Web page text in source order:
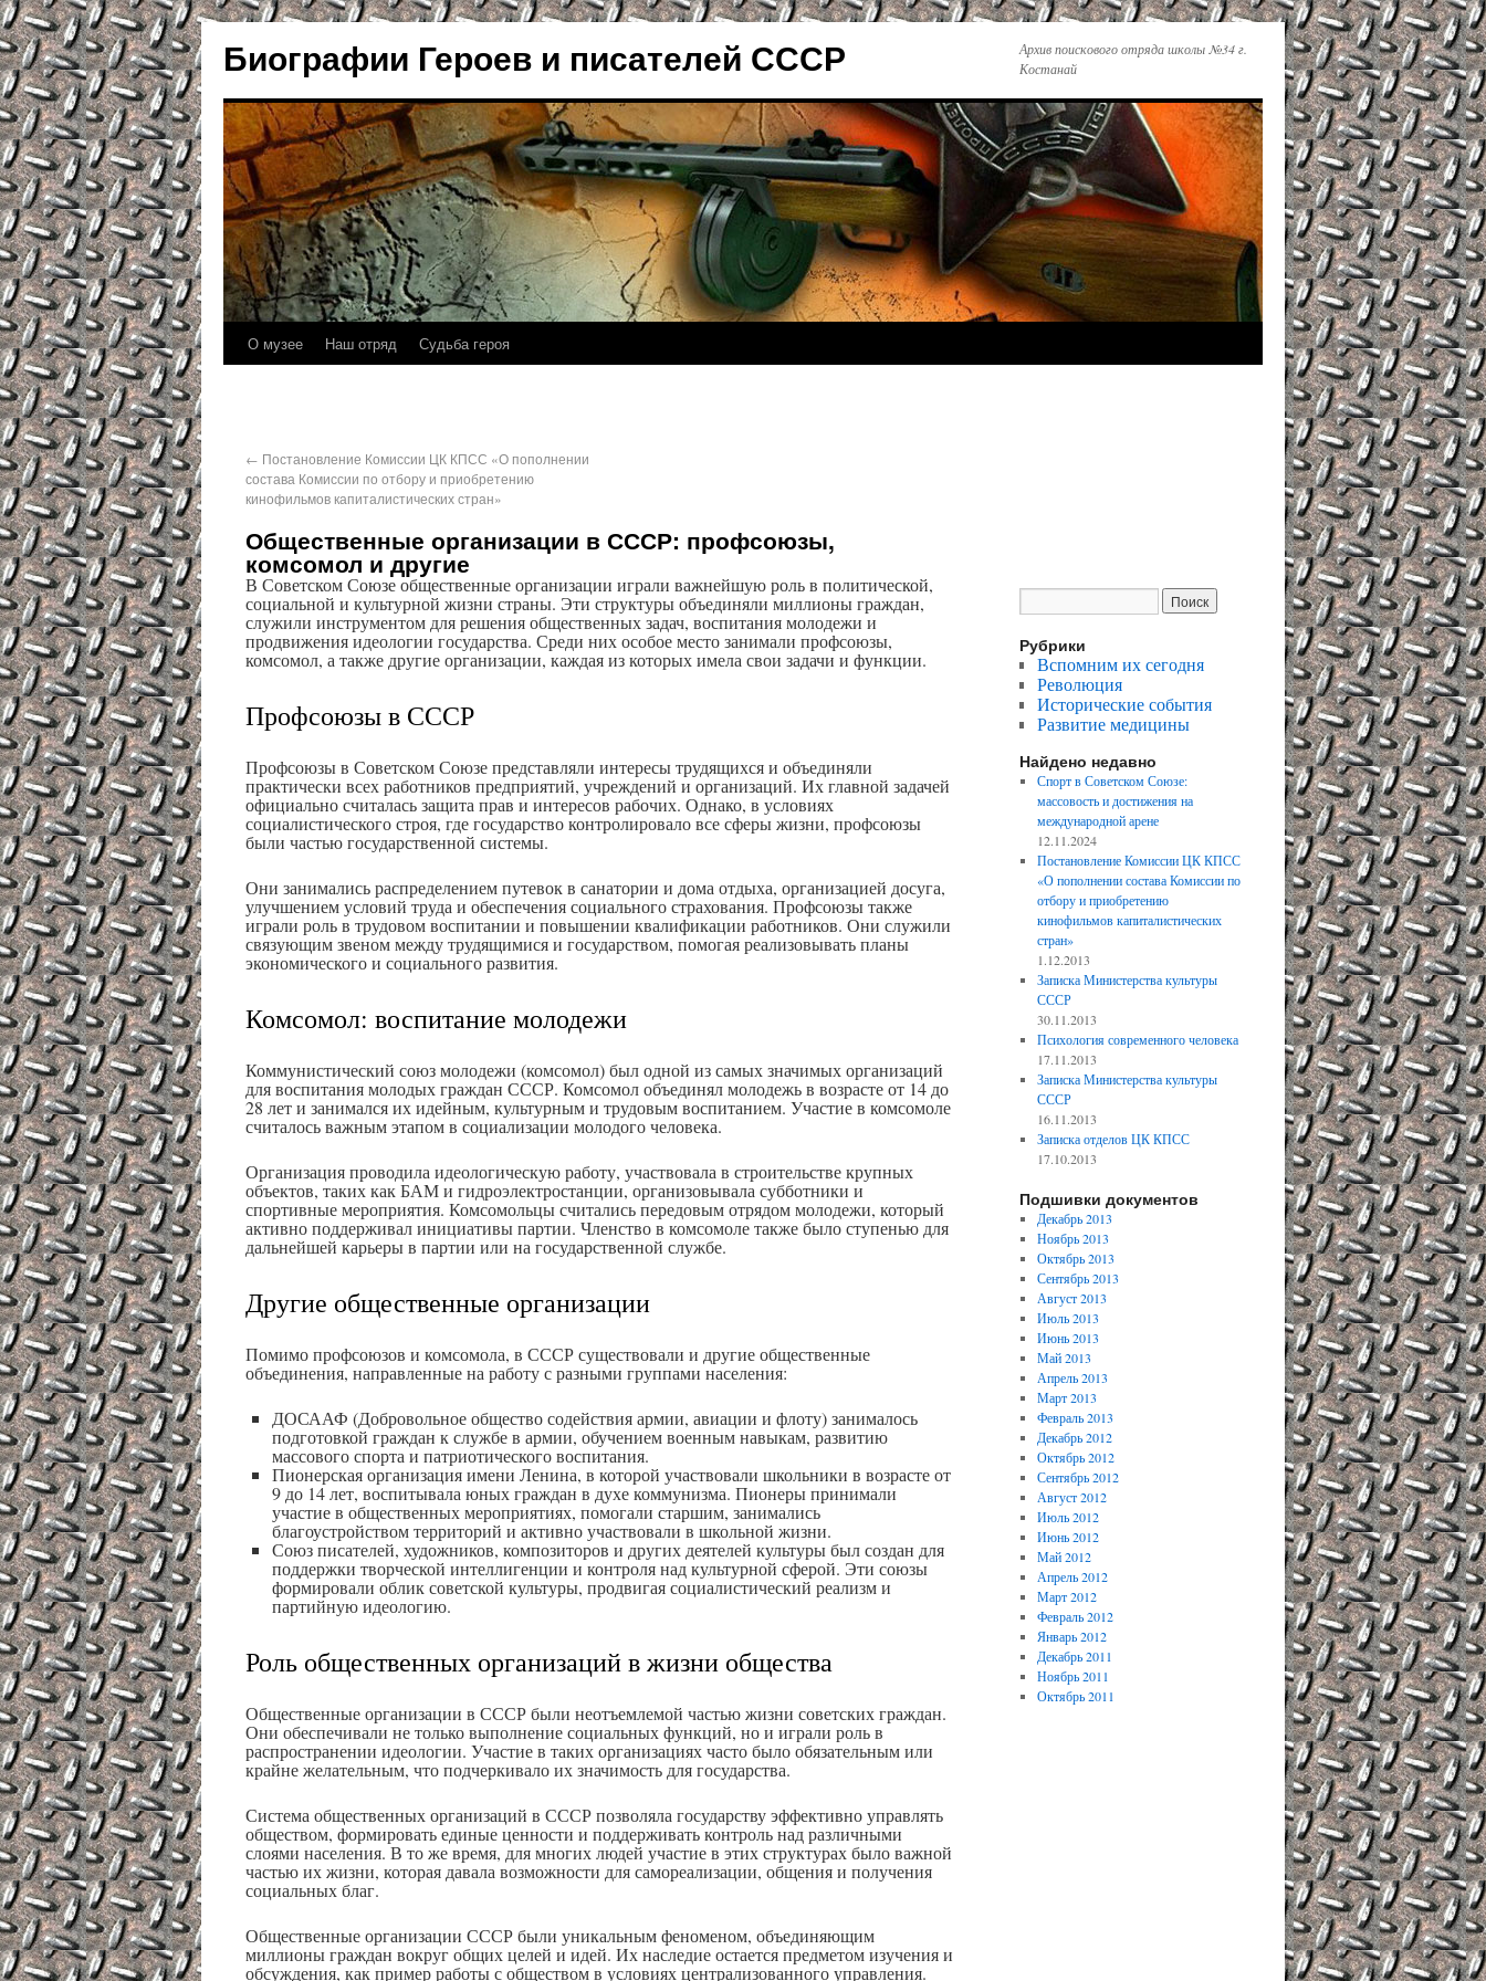
Биографии Героев и писателей СССР
Архив поискового отряда школы №34 г.
Костанай
О музее Наш отряд Судьба героя
← Постановление Комиссии ЦК КПСС «О пополнении
состава Комиссии по отбору и приобретению
кинофильмов капиталистических стран»
Общественные организации в СССР: профсоюзы,
комсомол и другие
В Советском Союзе общественные организации играли важнейшую роль в политической,
социальной и культурной жизни страны. Эти структуры объединяли миллионы граждан,
служили инструментом для решения общественных задач, воспитания молодежи и
продвижения идеологии государства. Среди них особое место занимали профсоюзы,
комсомол, а также другие организации, каждая из которых имела свои задачи и функции.
Профсоюзы в СССР
Профсоюзы в Советском Союзе представляли интересы трудящихся и объединяли
практически всех работников предприятий, учреждений и организаций. Их главной задачей
официально считалась защита прав и интересов рабочих. Однако, в условиях
социалистического строя, где государство контролировало все сферы жизни, профсоюзы
были частью государственной системы.
Они занимались распределением путевок в санатории и дома отдыха, организацией досуга,
улучшением условий труда и обеспечения социального страхования. Профсоюзы также
играли роль в трудовом воспитании и повышении квалификации работников. Они служили
связующим звеном между трудящимися и государством, помогая реализовывать планы
экономического и социального развития.
Комсомол: воспитание молодежи
Коммунистический союз молодежи (комсомол) был одной из самых значимых организаций
для воспитания молодых граждан СССР. Комсомол объединял молодежь в возрасте от 14 до
28 лет и занимался их идейным, культурным и трудовым воспитанием. Участие в комсомоле
считалось важным этапом в социализации молодого человека.
Организация проводила идеологическую работу, участвовала в строительстве крупных
объектов, таких как БАМ и гидроэлектростанции, организовывала субботники и
спортивные мероприятия. Комсомольцы считались передовым отрядом молодежи, который
активно поддерживал инициативы партии. Членство в комсомоле также было ступенью для
дальнейшей карьеры в партии или на государственной службе.
Другие общественные организации
Помимо профсоюзов и комсомола, в СССР существовали и другие общественные
объединения, направленные на работу с разными группами населения:
ДОСААФ (Добровольное общество содействия армии, авиации и флоту) занималось
подготовкой граждан к службе в армии, обучением военным навыкам, развитию
массового спорта и патриотического воспитания.
Пионерская организация имени Ленина, в которой участвовали школьники в возрасте от
9 до 14 лет, воспитывала юных граждан в духе коммунизма. Пионеры принимали
участие в общественных мероприятиях, помогали старшим, занимались
благоустройством территорий и активно участвовали в школьной жизни.
Союз писателей, художников, композиторов и других деятелей культуры был создан для
поддержки творческой интеллигенции и контроля над культурной сферой. Эти союзы
формировали облик советской культуры, продвигая социалистический реализм и
партийную идеологию.
Роль общественных организаций в жизни общества
Общественные организации в СССР были неотъемлемой частью жизни советских граждан.
Они обеспечивали не только выполнение социальных функций, но и играли роль в
распространении идеологии. Участие в таких организациях часто было обязательным или
крайне желательным, что подчеркивало их значимость для государства.
Система общественных организаций в СССР позволяла государству эффективно управлять
обществом, формировать единые ценности и поддерживать контроль над различными
слоями населения. В то же время, для многих людей участие в этих структурах было важной
частью их жизни, которая давала возможности для самореализации, общения и получения
социальных благ.
Общественные организации СССР были уникальным феноменом, объединяющим
миллионы граждан вокруг общих целей и идей. Их наследие остается предметом изучения и
обсуждения, как пример работы с обществом в условиях централизованного управления.
Рубрики
Вспомним их сегодня
Революция
Исторические события
Развитие медицины
Найдено недавно
Спорт в Советском Союзе:
массовость и достижения на
международной арене
12.11.2024
Постановление Комиссии ЦК КПСС
«О пополнении состава Комиссии по
отбору и приобретению
кинофильмов капиталистических
стран»
1.12.2013
Записка Министерства культуры
СССР
30.11.2013
Психология современного человека
17.11.2013
Записка Министерства культуры
СССР
16.11.2013
Записка отделов ЦК КПСС
17.10.2013
Подшивки документов
Декабрь 2013
Ноябрь 2013
Октябрь 2013
Сентябрь 2013
Август 2013
Июль 2013
Июнь 2013
Май 2013
Апрель 2013
Март 2013
Февраль 2013
Декабрь 2012
Октябрь 2012
Сентябрь 2012
Август 2012
Июль 2012
Июнь 2012
Май 2012
Апрель 2012
Март 2012
Февраль 2012
Январь 2012
Декабрь 2011
Ноябрь 2011
Октябрь 2011